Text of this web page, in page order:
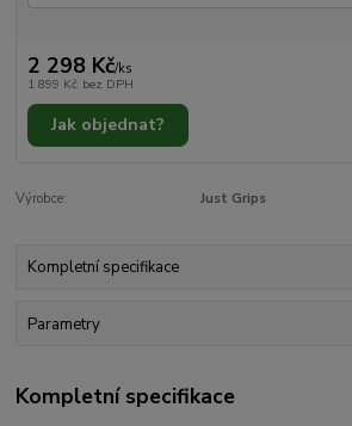
2 298 Kč/ks
1 899 Kč bez DPH
Jak objednat?
Výrobce: Just Grips
Kompletní specifikace
Parametry
Kompletní specifikace